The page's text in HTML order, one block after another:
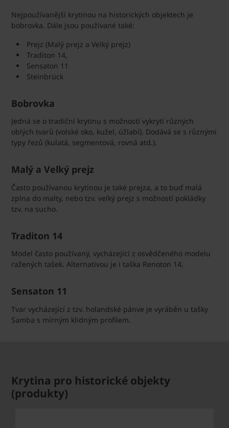
Nejpoužívanější krytinou na historických objektech je
bobrovka. Dále jsou používané také:
Prejz (Malý prejz a Velký prejz)
Traditon 14,
Sensaton 11
Steinbrück
Bobrovka
Jedná se o tradiční krytinu s možností vykrytí různých
oblých tvarů (volské oko, kužel, úžlabí). Dodává se s různými
typy řezů (kulatá, segmentová, rovná atd.).
Malý a Velký prejz
Často používanou krytinou je také prejza, a to buď malá
zplna do malty, nebo tzv. velký prejz s možností pokládky
tzv. na sucho.
Traditon 14
Model často používaný, vycházející z osvědčeného modelu
ražených tašek. Alternativou je i taška Renoton 14.
Sensaton 11
Tvar vycházející z tzv. holandské pánve je vyráběn u tašky
Samba s mírným klidným profilem.
Krytina pro historické objekty
(produkty)